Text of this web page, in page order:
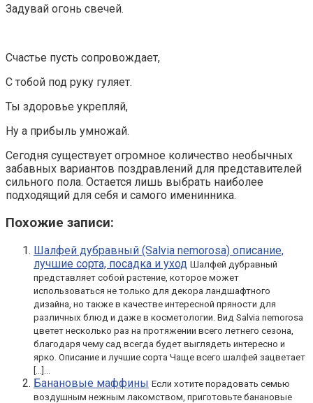
Задувай огонь свечей.
Счастье пусть сопровождает,
С тобой под руку гуляет.
Ты здоровье укрепляй,
Ну а прибыль умножай.
Сегодня существует огромное количество необычных
забавных вариантов поздравлений для представителей
сильного пола. Остается лишь выбрать наиболее
подходящий для себя и самого именинника.
Похожие записи:
Шалфей дубравный (Salvia nemorosa) описание,
лучшие сорта, посадка и уход Шалфей дубравный
представляет собой растение, которое может
использоваться не только для декора ландшафтного
дизайна, но также в качестве интересной пряности для
различных блюд и даже в косметологии. Вид Salvia nemorosa
цветет несколько раз на протяжении всего летнего сезона,
благодаря чему сад всегда будет выглядеть интересно и
ярко. Описание и лучшие сорта Чаще всего шалфей зацветает
[…]...
Банановые маффины Если хотите порадовать семью
воздушным нежным лакомством, приготовьте банановые